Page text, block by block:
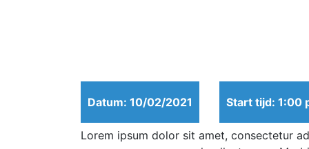
Datum: 10/02/2021 Start tijd: 1:00
Lorem ipsum dolor sit amet, consectetur